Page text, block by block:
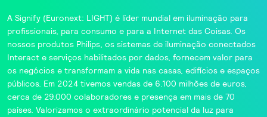
A Signify(Euronext: LIGHT) é líder mundial em iluminação para
profissionais, para consumo e para a Internet das Coisas. Os
nossos produtos Philips, os sistemas de iluminação conectados
Interacte serviços habilitados por dados, fornecem valor para
os negócios e transformam a vida nas casas, edifícios e espaços
públicos. Em 2024 tivemos vendas de 6.100 milhões de euros,
cerca de 29.000 colaboradores e presença em mais de 70
países. Valorizamos o extraordinário potencial da luz para